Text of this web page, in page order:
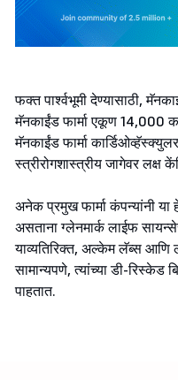
फक्त पार्श्वभूमी देण्यासाठी,
मॅनकाईंड फार्मा एकूण 14,000
मॅनकाईंड फार्मा
स्त्रीरोगशास्त्रीय जागेवर
अनेक प्रमुख फार्मा कंपन्यांनी
असताना ग्लेनमार्क लाईफ
याव्यतिरिक्त, अल्केम लॅब्स
सामान्यपणे, त्यांच्या डी-
पाहतात.